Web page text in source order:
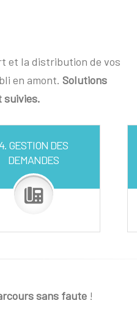
et la distribution de vos
en amont. Solutions
suivies.
4. GESTION DES
DEMANDES
sans faute!